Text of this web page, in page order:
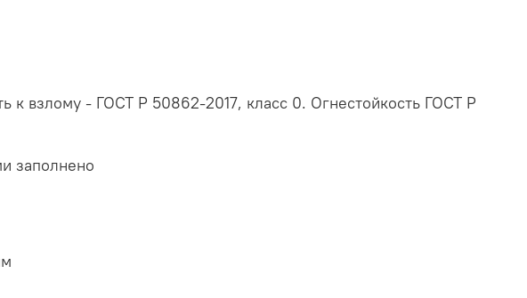
к взлому - ГОСТ Р 50862-2017, класс 0. Огнестойкость ГОСТ Р
заполнено